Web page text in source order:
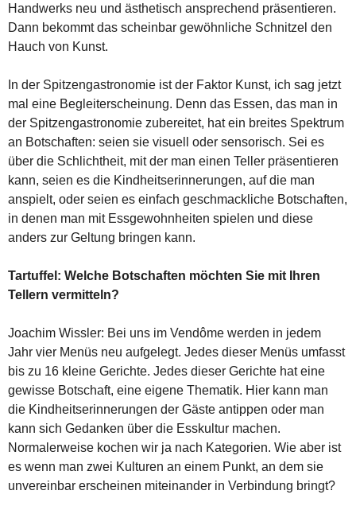
Handwerks neu und ästhetisch ansprechend präsentieren.
Dann bekommt das scheinbar gewöhnliche Schnitzel den
Hauch von Kunst.
In der Spitzengastronomie ist der Faktor Kunst, ich sag jetzt
mal eine Begleiterscheinung. Denn das Essen, das man in
der Spitzengastronomie zubereitet, hat ein breites Spektrum
an Botschaften: seien sie visuell oder sensorisch. Sei es
über die Schlichtheit, mit der man einen Teller präsentieren
kann, seien es die Kindheitserinnerungen, auf die man
anspielt, oder seien es einfach geschmackliche Botschaften,
in denen man mit Essgewohnheiten spielen und diese
anders zur Geltung bringen kann.
Tartuffel: Welche Botschaften möchten Sie mit Ihren
Tellern vermitteln?
Joachim Wissler: Bei uns im Vendôme werden in jedem
Jahr vier Menüs neu aufgelegt. Jedes dieser Menüs umfasst
bis zu 16 kleine Gerichte. Jedes dieser Gerichte hat eine
gewisse Botschaft, eine eigene Thematik. Hier kann man
die Kindheitserinnerungen der Gäste antippen oder man
kann sich Gedanken über die Esskultur machen.
Normalerweise kochen wir ja nach Kategorien. Wie aber ist
es wenn man zwei Kulturen an einem Punkt, an dem sie
unvereinbar erscheinen miteinander in Verbindung bringt?